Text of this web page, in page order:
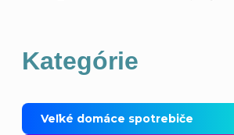
o
č
Preskočiť
kategórie
Kategórie
Veľké domáce spotrebiče